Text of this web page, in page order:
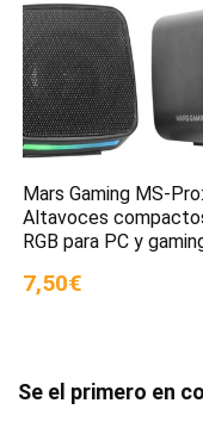
Mars Gaming MS-Pro:
Altavoces
RGB para PC y
7,50€
Se el primero en